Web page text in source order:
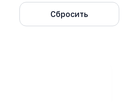
Сбросить